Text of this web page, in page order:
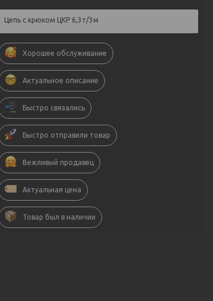
Цепь с крюком ЦКР 6,3т/3м
Хорошее обслуживание
Актуальное описание
Быстро связались
Быстро отправили товар
Вежливый продавец
Актуальная цена
Товар был в наличии